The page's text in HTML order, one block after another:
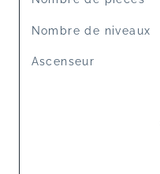
Nombre de niveaux
Ascenseur